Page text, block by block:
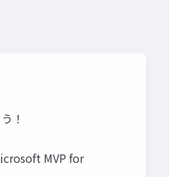
！
MVP for